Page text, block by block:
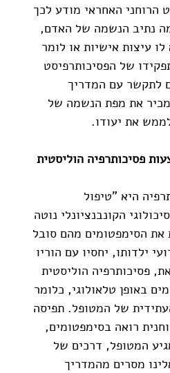
הרוחני האחראי מודע לכך
נתיב הנשמה של האדם,
עיצות אישיות או לומר
של הפסיכותרפיסט
לתקשר עם המדריך
את מפת הנשמה של
את יעודו.
פסיכותרפיה הוליסטית
היא "טיפול
הקונבנציונלי נוטה
הסימפטומים מהם סובל
ילדותו, יחסיו עם הוריו
פסיכותרפיה הוליסטית
באופן טלאולוגי, כלומר
של המטופל. תפיסה
רואה בסימפטומים,
המטופל, דרכים של
מסרים מהמדריך